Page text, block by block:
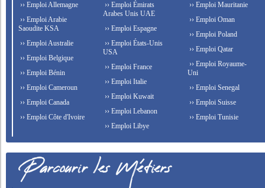
›› Emploi Allemagne
›› Emploi Arabie
Saoudite KSA
›› Emploi Australie
›› Emploi Belgique
›› Emploi Bénin
›› Emploi Cameroun
›› Emploi Canada
›› Emploi Côte d'Ivoire
›› Emploi Émirats
Arabes Unis UAE
›› Emploi Espagne
›› Emploi États-Unis
USA
›› Emploi France
›› Emploi Italie
›› Emploi Kuwait
›› Emploi Lebanon
›› Emploi Libye
›› Emploi Mauritanie
›› Emploi Oman
›› Emploi Poland
›› Emploi Qatar
›› Emploi Royaume-
Uni
›› Emploi Senegal
›› Emploi Suisse
›› Emploi Tunisie